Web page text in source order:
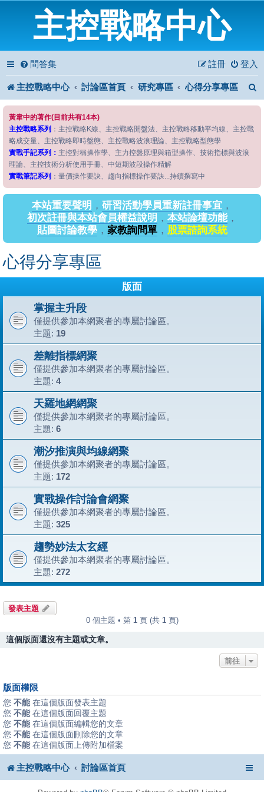
主控戰略中心
問答集 登入
註冊
主控戰略中心 討論區首頁 研究專區 心得分享專區
黃韋中的著作(目前共有14本)
主控戰略系列 ：主控戰略K線、主控戰略開盤法、主控戰略移動平均線、主控戰
略成交量、主控戰略即時盤態、主控戰略波浪理論、主控戰略型態學
實戰手記系列： 主控對稱操作學、主力控盤原理與箱型操作、技術指標與波浪
理論、主控技術分析使用手冊、中短期波段操作精解
實戰筆記系列 ：量價操作要訣、趨向指標操作要訣...持續撰寫中
本站重要聲明 ， 研習活動學員重新註冊事宜 ，
初次註冊與本站會員權益說明 ， 本站論壇功能，
貼圖討論教學， 家教詢問單， 股票諮詢系統
心得分享專區
版面
掌握主升段
僅提供參加本網聚者的專屬討論區。
主題: 19
差離指標網聚
僅提供參加本網聚者的專屬討論區。
主題: 4
天羅地網網聚
僅提供參加本網聚者的專屬討論區。
主題: 6
潮汐推演與均線網聚
僅提供參加本網聚者的專屬討論區。
主題: 172
實戰操作討論會網聚
僅提供參加本網聚者的專屬討論區。
主題: 325
趨勢妙法太玄經
僅提供參加本網聚者的專屬討論區。
主題: 272
發表主題
0 個主題 • 第 1頁 (共 1頁)
這個版面還沒有主題或文章。
前往
版面權限
您 不能在這個版面發表主題
您 不能在這個版面回覆主題
您 不能在這個版面編輯您的文章
您 不能在這個版面刪除您的文章
您 不能在這個版面上傳附加檔案
主控戰略中心 討論區首頁